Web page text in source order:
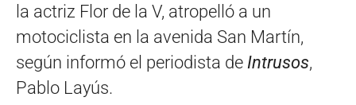
la actriz Flor de la V, atropelló a un
motociclista en la avenida San Martín,
según informó el periodista de Intrusos,
Pablo Layús.